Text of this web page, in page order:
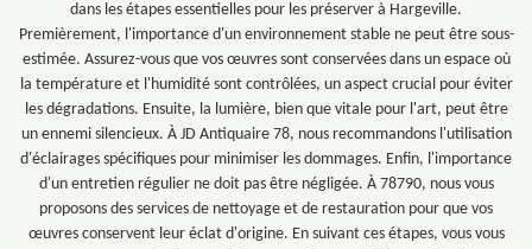
dans les étapes essentielles pour les préserver à Hargeville.
Premièrement, l'importance d'un environnement stable ne peut être sous-
estimée. Assurez-vous que vos œuvres sont conservées dans un espace où
la température et l'humidité sont contrôlées, un aspect crucial pour éviter
les dégradations. Ensuite, la lumière, bien que vitale pour l'art, peut être
un ennemi silencieux. À JD Antiquaire 78, nous recommandons l'utilisation
d'éclairages spécifiques pour minimiser les dommages. Enfin, l'importance
d'un entretien régulier ne doit pas être négligée. À 78790, nous vous
proposons des services de nettoyage et de restauration pour que vos
œuvres conservent leur éclat d'origine. En suivant ces étapes, vous vous